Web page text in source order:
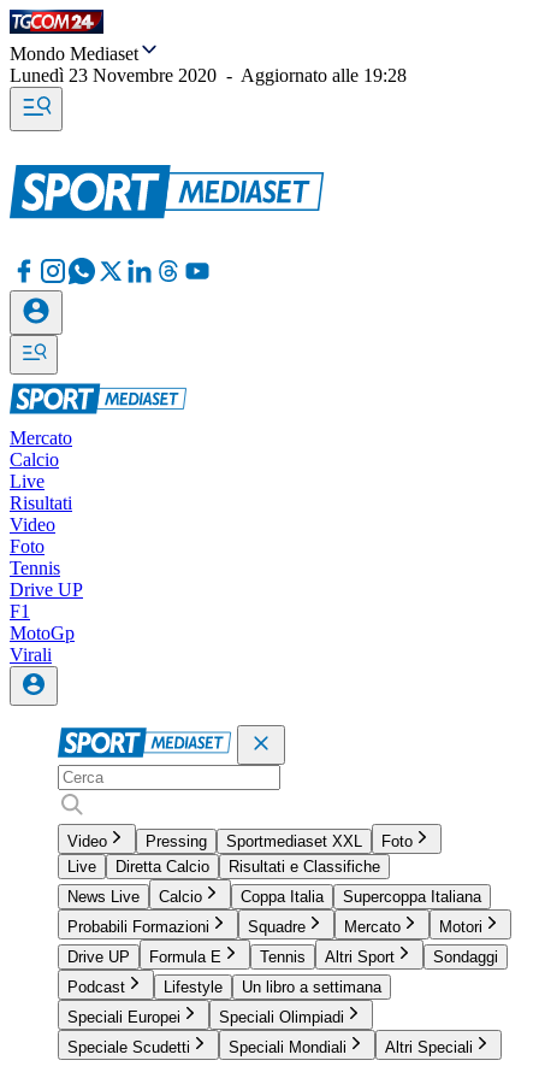
Mondo Mediaset
Lunedì 23 Novembre 2020 - Aggiornato alle 19:28
Mercato
Calcio
Live
Risultati
Video
Foto
Tennis
Drive UP
F1
MotoGp
Virali
Video Pressing Sportmediaset XXL
Foto
Live
Diretta Calcio
Risultati e Classifiche
News Live
Calcio Coppa Italia
Supercoppa Italiana
Probabili Formazioni
Squadre Mercato
Motori
Drive UP
Formula E Tennis Altri Sport
Sondaggi
Podcast
Lifestyle
Un libro a settimana
Speciali Europei
Speciali Olimpiadi
Speciale Scudetti
Speciali Mondiali Altri Speciali